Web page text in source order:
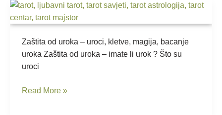
Zaštita od uroka – uroci, kletve, magija, bacanje
uroka Zaštita od uroka – imate li urok ? Što su
uroci
Zaštita
od
–
imate
li
?
Read More »